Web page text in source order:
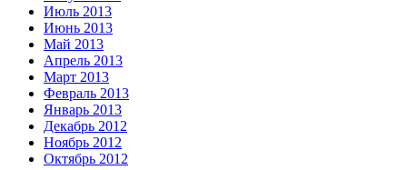
Июль 2013
Июнь 2013
Май 2013
Апрель 2013
Март 2013
Февраль 2013
Январь 2013
Декабрь 2012
Ноябрь 2012
Октябрь 2012